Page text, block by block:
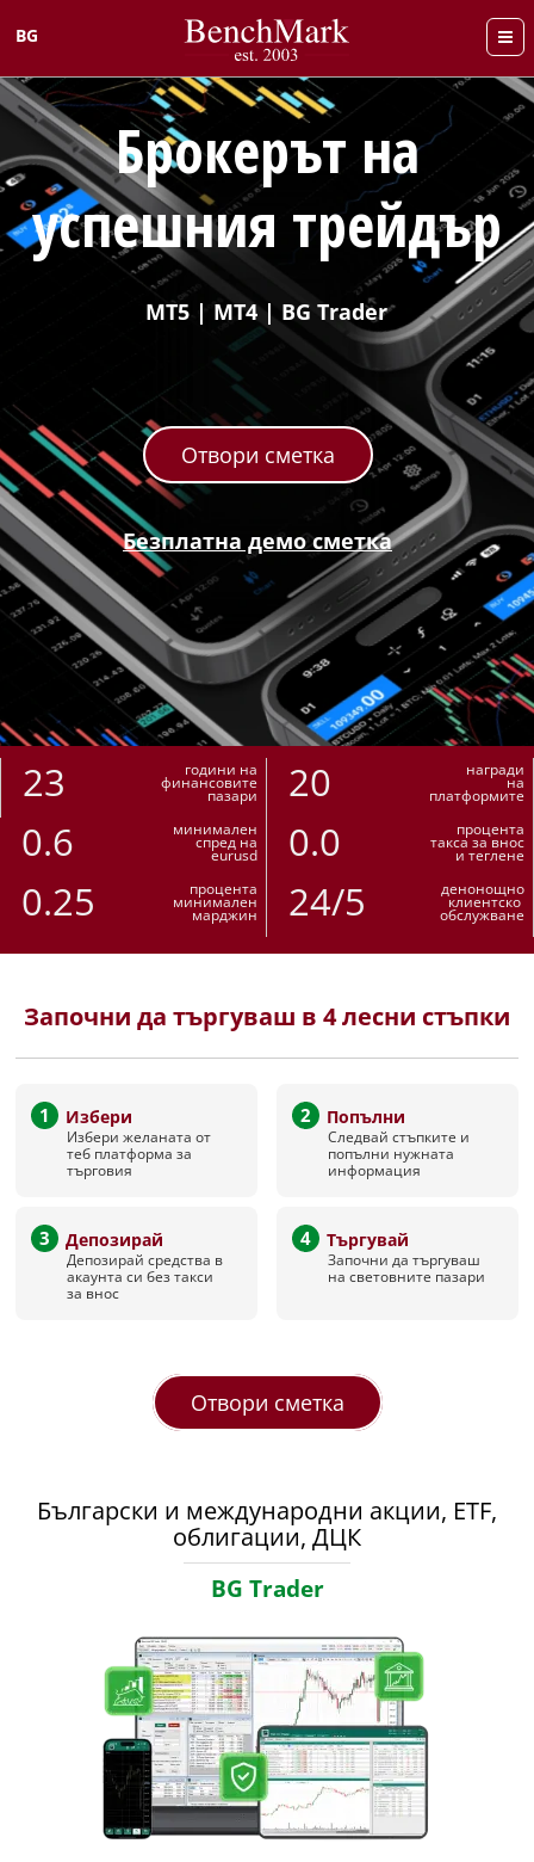
BG
English
Брокерът на
успешния трейдър
MT5 | MT4 | BG Trader
Отвори сметка
Безплатна демо сметка
23 години на
финансовите
пазари 20 награди
на
платформите
0.6 минимален
спред на
eurusd 0.0 процента
такса за внос
и теглене
0.25 процента
минимален
марджин 24/5 денонощно
клиентско
обслужване
Започни да търгуваш в 4 лесни стъпки
1 Избери
Избери желаната от
теб платформа за
търговия
2 Попълни
Следвай стъпките и
попълни нужната
информация
3 Депозирай
Депозирай средства в
акаунта си без такси
за внос
4 Търгувай
Започни да търгуваш
на световните пазари
Отвори сметка
Български и международни акции, ETF,
облигации, ДЦК
BG Trader